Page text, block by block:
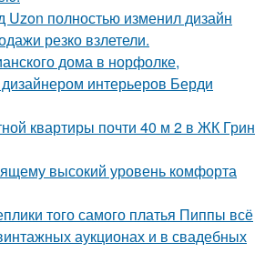
Uzon полностью изменил дизайн
резко взлетели.
дома в норфолке,
интерьеров Берди
квартиры почти 40 м 2 в ЖК Грин
высокий уровень комфорта
того самого платья Пиппы всё
аукционах и в свадебных